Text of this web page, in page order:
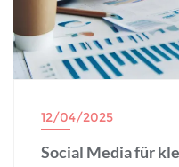
12/04/2025
Social Media für